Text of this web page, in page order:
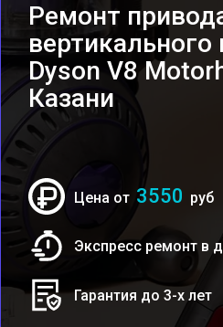
Ремонт
Dyson V8
Казани
Цена от 3550 руб
Экспресс ремонт в
Гарантия до 3-х лет